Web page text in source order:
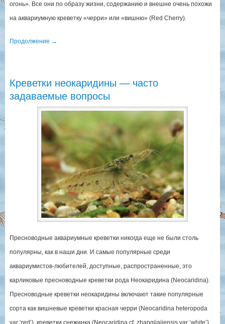
огонь». Все они по образу жизни, содержанию и внешне очень похожи
на аквариумную креветку «черри» или «вишню» (Red Cherry).
Продолжение →
Креветки неокаридины — часто
задаваемые вопросы
Пресноводные аквариумные креветки никогда еще не были столь
популярны, как в наши дни. И самые популярные среди
аквариумистов-любителей, доступные, распространенные, это
карликовые пресноводные креветки рода Неокаридина (Neocaridina).
Пресноводные креветки неокаридины включают такие популярные
сорта как вишневые креветки красная черри (Neocaridina heteropoda